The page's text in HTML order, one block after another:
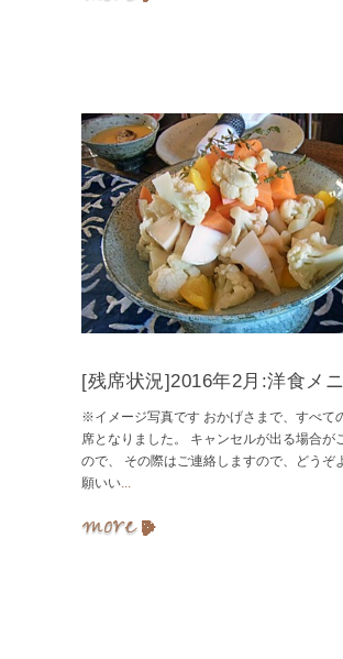
[残席状況]2016年2月:洋食メ
※イメージ写真です おかげさまで、すべて
席となりました。 キャンセルが出る場合が
ので、 その際はご連絡しますので、どうぞ
願いい...